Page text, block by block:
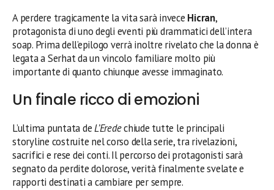
A perdere tragicamente la vita sarà invece Hicran,
protagonista di uno degli eventi più drammatici dell’intera
soap. Prima dell’epilogo verrà inoltre rivelato che la donna è
legata a Serhat da un vincolo familiare molto più
importante di quanto chiunque avesse immaginato.
Un finale ricco di emozioni
L’ultima puntata deL’Eredechiude tutte le principali
storyline costruite nel corso della serie, tra rivelazioni,
sacrifici e rese dei conti. Il percorso dei protagonisti sarà
segnato da perdite dolorose, verità finalmente svelate e
rapporti destinati a cambiare per sempre.